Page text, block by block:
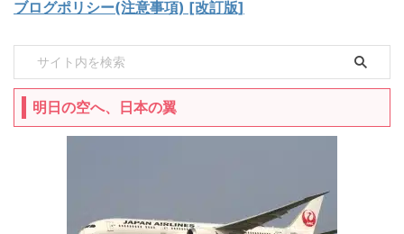
ブログポリシー(注意事項) [改訂版]
明日の空へ、日本の翼